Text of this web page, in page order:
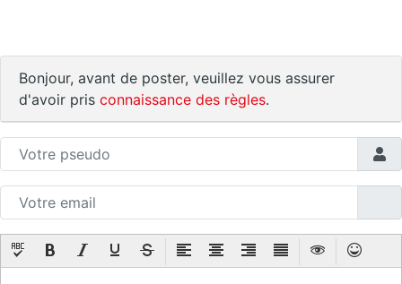
Bonjour, avant de poster, veuillez vous assurer
d'avoir pris connaissance des règles.